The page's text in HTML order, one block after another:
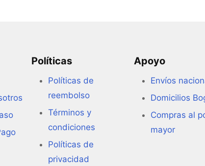
Políticas
Políticas de
reembolso
Términos y
condiciones
Políticas de
privacidad
Apoyo
Envíos
Domicilios
Compras al
mayor